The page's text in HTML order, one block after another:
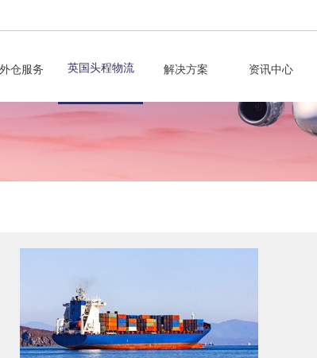
仓服务 英国头程物流 解决方案 资讯中心